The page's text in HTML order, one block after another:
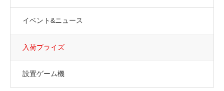
イベント&ニュース
入荷プライズ
設置ゲーム機